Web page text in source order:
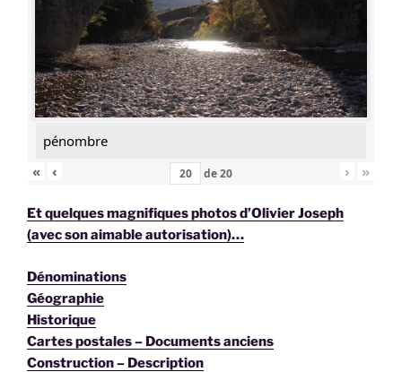
pénombre
«
‹ de20 › »
Et quelques magnifiques photos d’Olivier Joseph
(avec son aimable autorisation)…
Dénominations
Géographie
Historique
Cartes postales – Documents anciens
Construction – Description